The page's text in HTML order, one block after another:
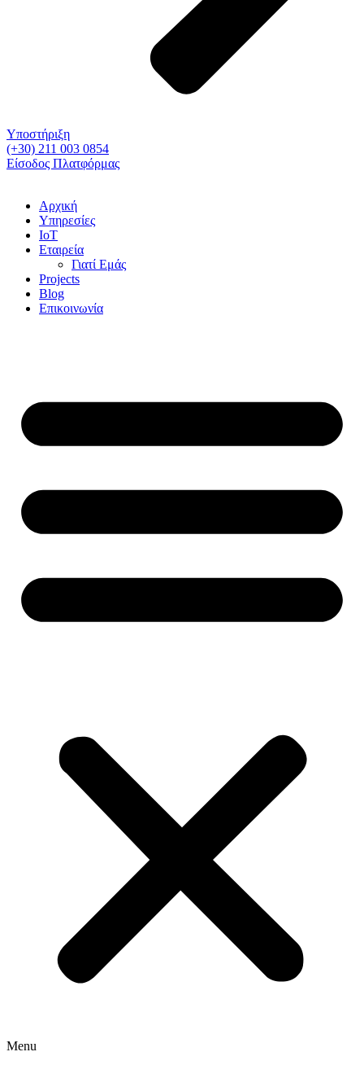
Υποστήριξη
(+30) 211 003 0854
Είσοδος Πλατφόρμας
Αρχική
Υπηρεσίες
IoT
Εταιρεία
Γιατί Εμάς
Projects
Blog
Επικοινωνία
Menu